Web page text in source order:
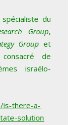
du
Group,
Group et
de
israélo-
is-there-a-
solution